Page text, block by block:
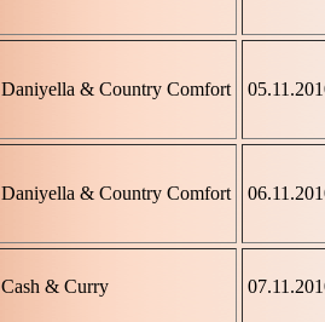
Daniyella & Country Comfort
Daniyella & Country Comfort
Cash & Curry